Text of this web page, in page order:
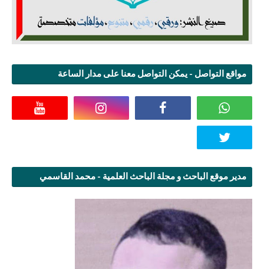
مواقع التواصل - يمكن التواصل معنا على مدار الساعة
مدير موقع الباحث و مجلة الباحث العلمية - محمد القاسمي